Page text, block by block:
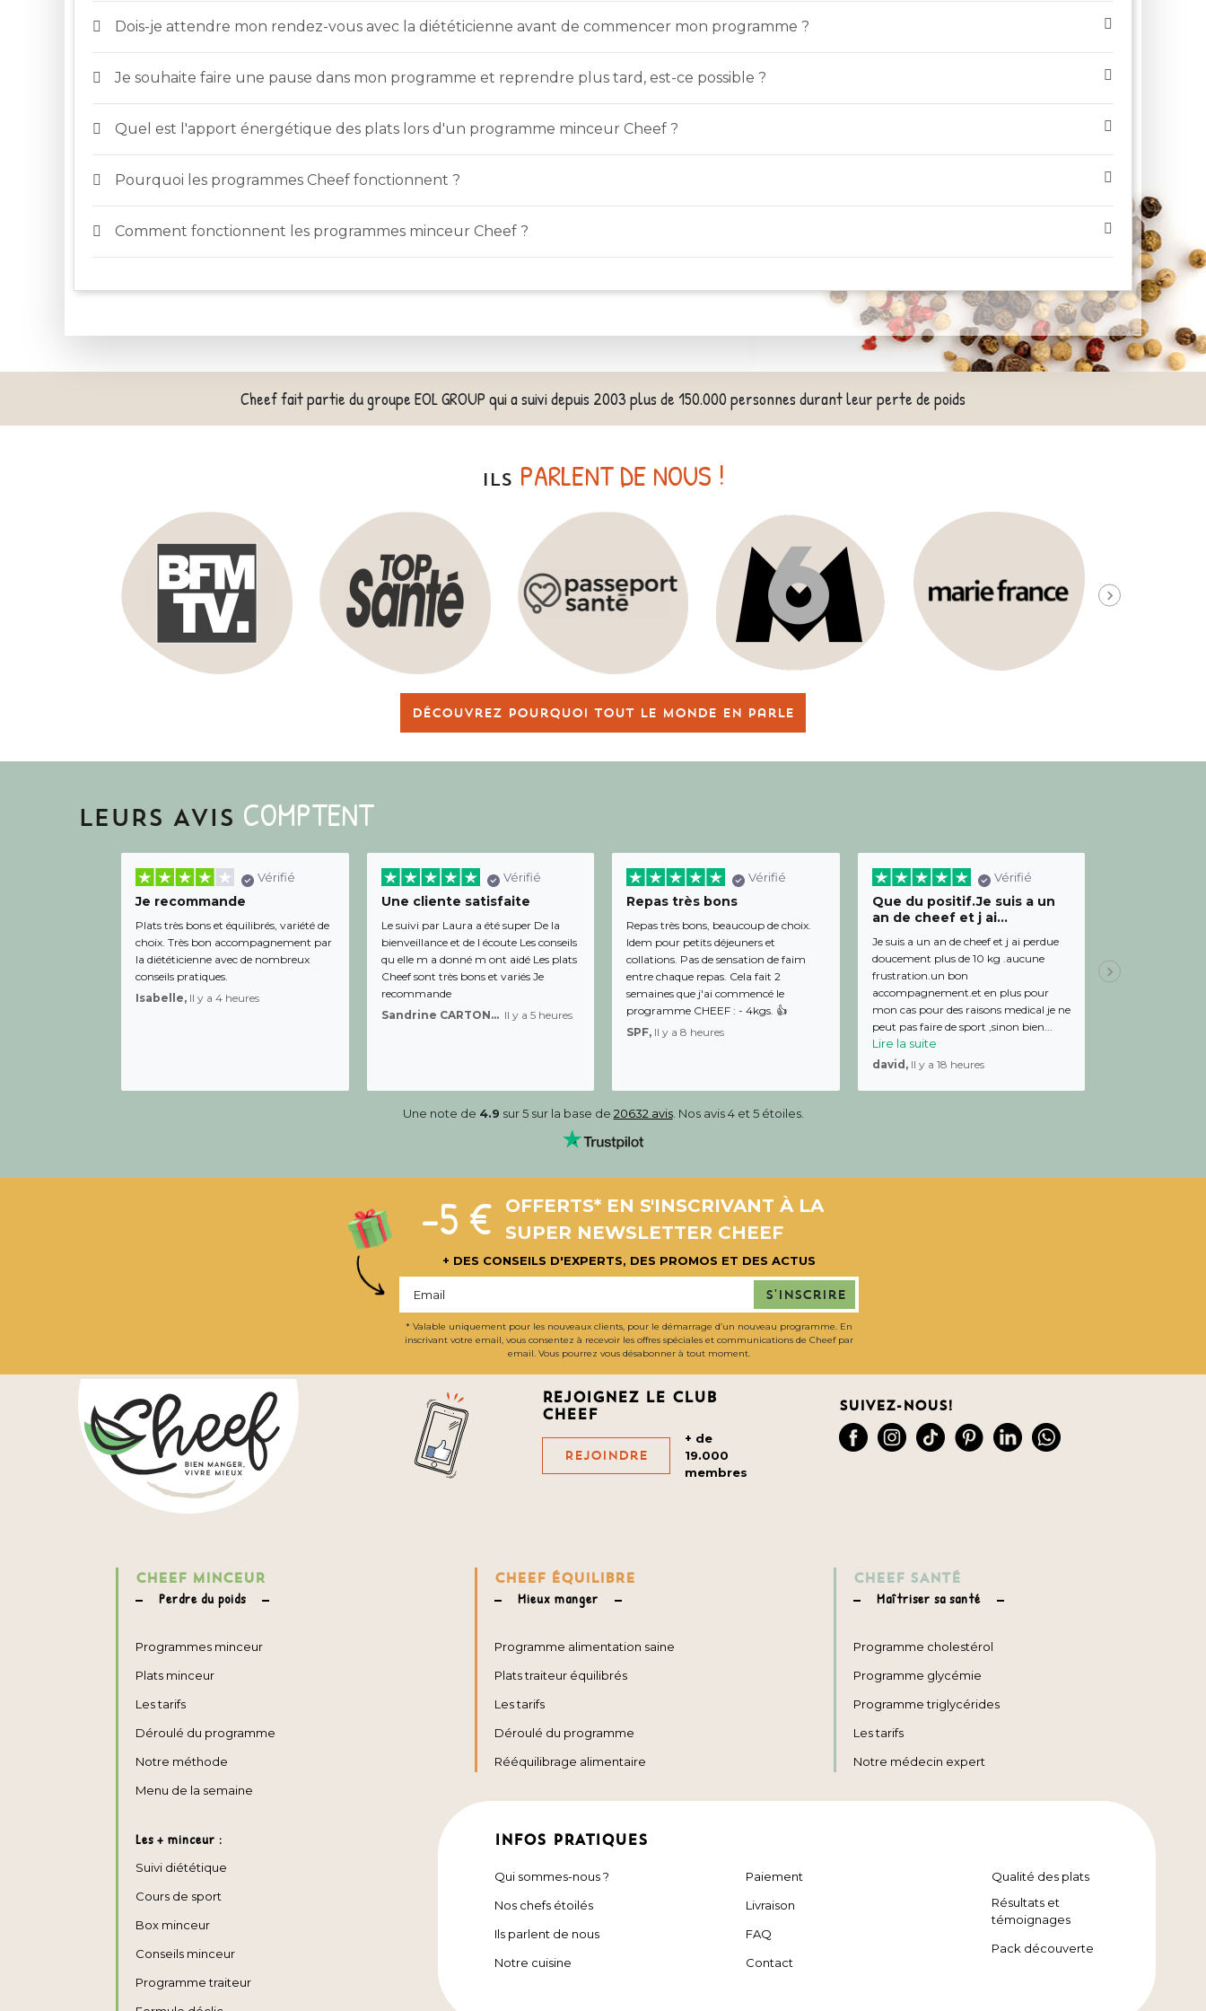
Dois-je attendre mon rendez-vous avec la diététicienne avant de commencer mon programme ?
Je souhaite faire une pause dans mon programme et reprendre plus tard, est-ce possible ?
Quel est l'apport énergétique des plats lors d'un programme minceur Cheef ?
Pourquoi les programmes Cheef fonctionnent ?
Comment fonctionnent les programmes minceur Cheef ?
Cheef fait partie du groupe EOL GROUP qui a suivi depuis 2003 plus de 150.000 personnes durant leur perte de poids
ILS PARLENT DE NOUS !
Découvrez pourquoi tout le monde en parle
LEURS AVIS COMPTENT
Vérifié
Je recommande
Plats très bons et équilibrés, variété de
choix. Très bon accompagnement par
la diététicienne avec de nombreux
conseils pratiques.
Isabelle, Il y a 4 heures
Vérifié
Une cliente satisfaite
Le suivi par Laura a été super De la
bienveillance et de l écoute Les conseils
qu elle m a donné m ont aidé Les plats
Cheef sont très bons et variés Je
recommande
Sandrine CARTON-BRACQ, Il y a 5 heures
Vérifié
Repas très bons
Repas très bons, beaucoup de choix.
Idem pour petits déjeuners et
collations. Pas de sensation de faim
entre chaque repas. Cela fait 2
semaines que j'ai commencé le
programme CHEEF : - 4kgs. 👍
SPF, Il y a 8 heures
Vérifié
Que du positif.Je suis a un
an de cheef et j ai...
Je suis a un an de cheef et j ai perdue
doucement plus de 10 kg .aucune
frustration.un bon
accompagnement.et en plus pour
mon cas pour des raisons medical je ne
peut pas faire de sport ,sinon bien...
Lire la suite
david, Il y a 18 heures
Julien,
Une note de 4.9 sur 5 sur la base de 20632 avis. Nos avis 4 et 5 étoiles.
-5 €
OFFERTS* EN S'INSCRIVANT À LA
SUPER NEWSLETTER CHEEF
+ DES CONSEILS D'EXPERTS, DES PROMOS ET DES ACTUS
S'inscrire
* Valable uniquement pour les nouveaux clients, pour le démarrage d’un nouveau programme. En
inscrivant votre email, vous consentez à recevoir les offres spéciales et communications de Cheef par
email. Vous pourrez vous désabonner à tout moment.
Rejoignez le club
cheef
Rejoindre
+ de
19.000
membres
Suivez-nous!
CHEEF MINCEUR
Perdre du poids
Programmes minceur
Plats minceur
Les tarifs
Déroulé du programme
Notre méthode
Menu de la semaine
Les + minceur :
Suivi diététique
Cours de sport
Box minceur
Conseils minceur
Programme traiteur
CHEEF ÉQUILIBRE
Mieux manger
Programme alimentation saine
Plats traiteur équilibrés
Les tarifs
Déroulé du programme
Rééquilibrage alimentaire
CHEEF SANTÉ
Maîtriser sa santé
Programme cholestérol
Programme glycémie
Programme triglycérides
Les tarifs
Notre médecin expert
INFOS PRATIQUES
Qui sommes-nous ?
Nos chefs étoilés
Ils parlent de nous
Notre cuisine
Paiement
Livraison
FAQ
Contact
Qualité des plats
Résultats et
témoignages
Pack découverte